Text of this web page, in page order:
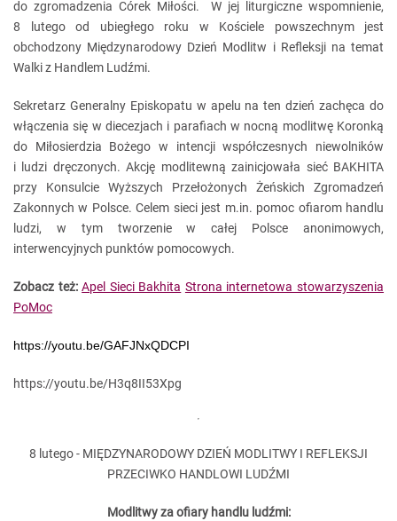
do zgromadzenia Córek Miłości. W jej liturgiczne wspomnienie,
8 lutego od ubiegłego roku w Kościele powszechnym jest
obchodzony Międzynarodowy Dzień Modlitw i Refleksji na temat
Walki z Handlem Ludźmi.
Sekretarz Generalny Episkopatu w apelu na ten dzień zachęca do
włączenia się w diecezjach i parafiach w nocną modlitwę Koronką
do Miłosierdzia Bożego w intencji współczesnych niewolników
i ludzi dręczonych. Akcję modlitewną zainicjowała sieć BAKHITA
przy Konsulcie Wyższych Przełożonych Żeńskich Zgromadzeń
Zakonnych w Polsce. Celem sieci jest m.in. pomoc ofiarom handlu
ludzi, w tym tworzenie w całej Polsce anonimowych,
interwencyjnych punktów pomocowych.
Zobacz też:Apel Sieci Bakhita Strona internetowa stowarzyszenia
PoMoc
https://youtu.be/GAFJNxQDCPI
https://youtu.be/H3q8II53Xpg
8 lutego - MIĘDZYNARODOWY DZIEŃ MODLITWY I REFLEKSJI
PRZECIWKO HANDLOWI LUDŹMI
Modlitwy za ofiary handlu ludźmi: